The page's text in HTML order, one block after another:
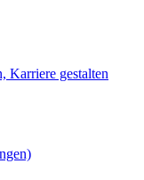
Karriere gestalten